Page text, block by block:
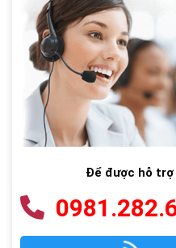
Để được hỗ